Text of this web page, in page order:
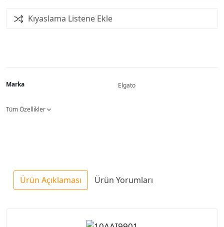
Kıyaslama Listene Ekle
Marka Elgato
Tüm Özellikler
Ürün Açıklaması Ürün Yorumları